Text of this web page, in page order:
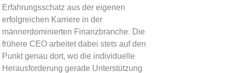
Erfahrungsschatz aus der eigenen
erfolgreichen Karriere in der
männerdominierten Finanzbranche. Die
frühere CEO arbeitet dabei stets auf den
Punkt genau dort, wo die individuelle
Herausforderung gerade Unterstützung